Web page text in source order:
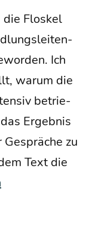
die Flos­kel
Ich
war­um die
betrie­
Ergeb­nis
zu
Text die